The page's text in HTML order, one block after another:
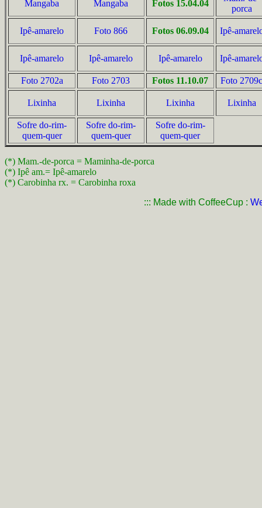
Mangaba Mangaba Fotos 15.04.04
porca
Ipê-amarelo Foto 866 Fotos 06.09.04 Ipê-
Ipê-amarelo Ipê-amarelo Ipê-amarelo Ipê-
Foto 2702a Foto 2703 Fotos 11.10.07 Foto 2709c
Lixinha Lixinha Lixinha Lixinha
Sofre do-rim-
quem-quer
Sofre do-rim-
quem-quer
Sofre do-rim-
quem-quer
(*) Mam.-de-porca = Maminha-de-porca
(*) Ipê am.= Ipê-amarelo
(*) Carobinha rx. = Carobinha roxa
::: Made with CoffeeCup :